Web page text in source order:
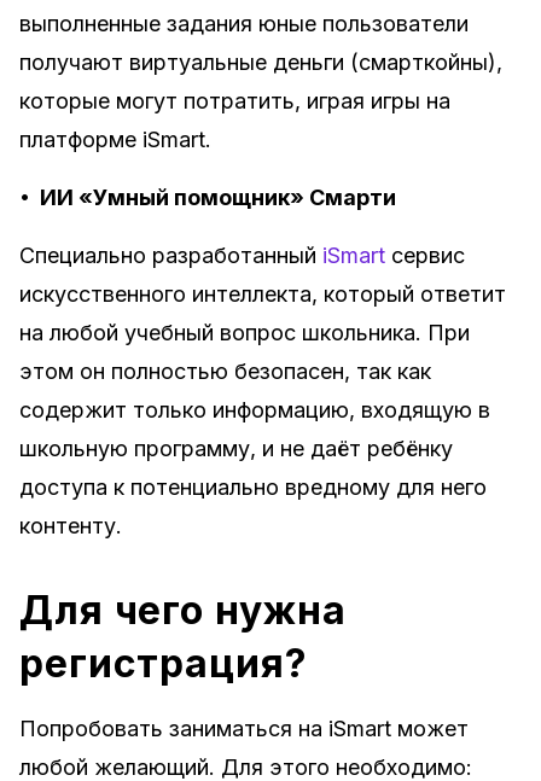
выполненные задания юные пользователи
получают виртуальные деньги (смарткойны),
которые могут потратить, играя игры на
платформе iSmart.
• ИИ «Умный помощник» Смарти
Специально разработанный iSmartсервис
искусственного интеллекта, который ответит
на любой учебный вопрос школьника. При
этом он полностью безопасен, так как
содержит только информацию, входящую в
школьную программу, и не даёт ребёнку
доступа к потенциально вредному для него
контенту.
Для чего нужна
регистрация?
Попробовать заниматься на iSmart может
любой желающий. Для этого необходимо: